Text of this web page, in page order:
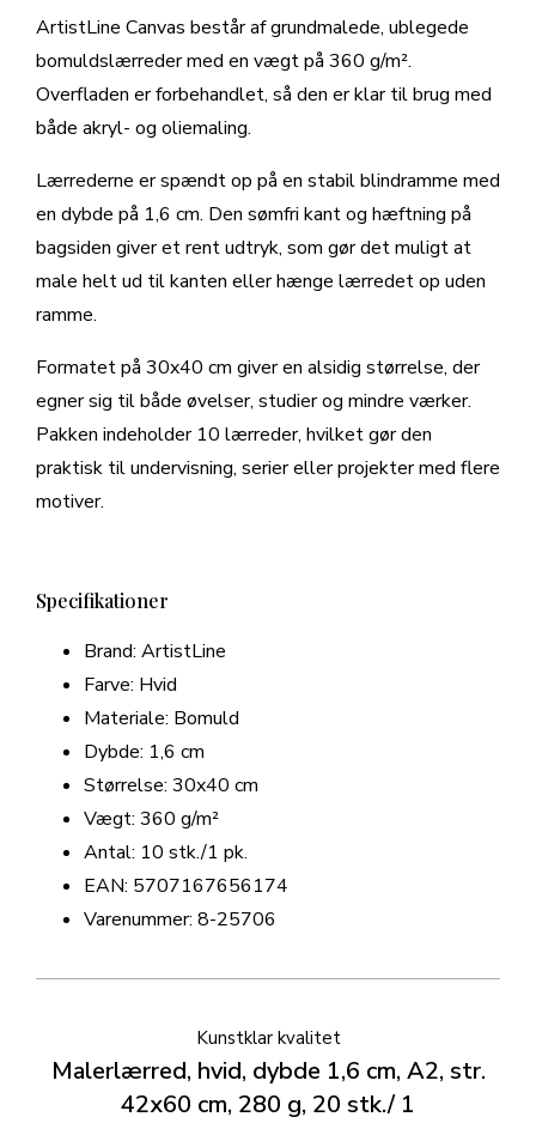
ArtistLine Canvas består af grundmalede, ublegede
bomuldslærreder med en vægt på 360 g/m².
Overfladen er forbehandlet, så den er klar til brug med
både akryl- og oliemaling.
Lærrederne er spændt op på en stabil blindramme med
en dybde på 1,6 cm. Den sømfri kant og hæftning på
bagsiden giver et rent udtryk, som gør det muligt at
male helt ud til kanten eller hænge lærredet op uden
ramme.
Formatet på 30x40 cm giver en alsidig størrelse, der
egner sig til både øvelser, studier og mindre værker.
Pakken indeholder 10 lærreder, hvilket gør den
praktisk til undervisning, serier eller projekter med flere
motiver.
Specifikationer
Brand: ArtistLine
Farve: Hvid
Materiale: Bomuld
Dybde: 1,6 cm
Størrelse: 30x40 cm
Vægt: 360 g/m²
Antal: 10 stk./1 pk.
EAN: 5707167656174
Varenummer: 8-25706
Kunstklar kvalitet
Malerlærred, hvid, dybde 1,6 cm, A2, str.
42x60 cm, 280 g, 20 stk./ 1